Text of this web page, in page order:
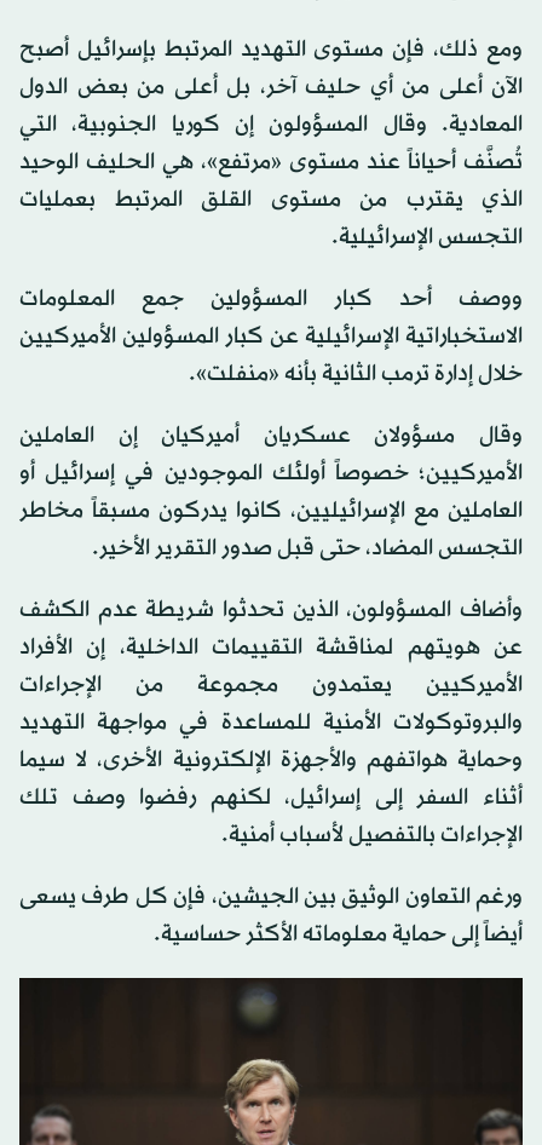
ومع ذلك، فإن مستوى التهديد المرتبط بإسرائيل أصبح
الآن أعلى من أي حليف آخر، بل أعلى من بعض الدول
المعادية. وقال المسؤولون إن كوريا الجنوبية، التي
تُصنَّف أحياناً عند مستوى «مرتفع»، هي الحليف الوحيد
الذي يقترب من مستوى القلق المرتبط بعمليات
التجسس الإسرائيلية.
ووصف أحد كبار المسؤولين جمع المعلومات
الاستخباراتية الإسرائيلية عن كبار المسؤولين الأميركيين
خلال إدارة ترمب الثانية بأنه «منفلت».
وقال مسؤولان عسكريان أميركيان إن العاملين
الأميركيين؛ خصوصاً أولئك الموجودين في إسرائيل أو
العاملين مع الإسرائيليين، كانوا يدركون مسبقاً مخاطر
التجسس المضاد، حتى قبل صدور التقرير الأخير.
وأضاف المسؤولون، الذين تحدثوا شريطة عدم الكشف
عن هويتهم لمناقشة التقييمات الداخلية، إن الأفراد
الأميركيين يعتمدون مجموعة من الإجراءات
والبروتوكولات الأمنية للمساعدة في مواجهة التهديد
وحماية هواتفهم والأجهزة الإلكترونية الأخرى، لا سيما
أثناء السفر إلى إسرائيل، لكنهم رفضوا وصف تلك
الإجراءات بالتفصيل لأسباب أمنية.
ورغم التعاون الوثيق بين الجيشين، فإن كل طرف يسعى
أيضاً إلى حماية معلوماته الأكثر حساسية.